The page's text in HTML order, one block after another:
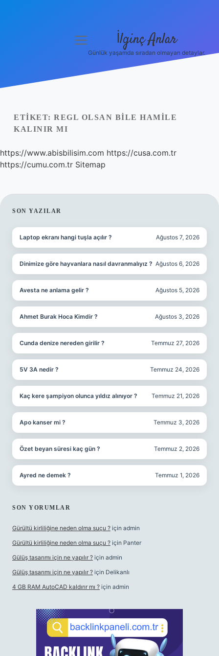
Yasal Uyarı
menüyü
İlginç Anlar
Günlük yaşamda sıradan olmayan detaylar.
ETIKET: REGL OLSAN BILE HAMILE
KALINIR MI
https://www.abisbilisim.com https://cusa.com.tr
https://cumu.com.tr Sitemap
SIDEBAR
SON YAZILAR
Laptop ekranı hangi tuşla açılır ? Ağustos 7, 2026
Dinimize göre hayvanlara nasıl davranmalıyız ? Ağustos 6, 2026
Avesta ne anlama gelir ? Ağustos 5, 2026
Ahmet Burak Hoca Kimdir ? Ağustos 3, 2026
Cunda denize nereden girilir ? Temmuz 27, 2026
5V 3A nedir ? Temmuz 24, 2026
Kaç kere şampiyon olunca yıldız alınıyor ? Temmuz 21, 2026
Apo kanser mi ? Temmuz 3, 2026
Özet beyan süresi kaç gün ? Temmuz 2, 2026
Ayred ne demek ? Temmuz 1, 2026
SON YORUMLAR
Gürültü kirliliğine neden olma suçu ? için admin
Gürültü kirliliğine neden olma suçu ? için Panter
Gülüş tasarımı için ne yapılır ? için admin
Gülüş tasarımı için ne yapılır ? için Delikanlı
4 GB RAM AutoCAD kaldırır mı ? için admin